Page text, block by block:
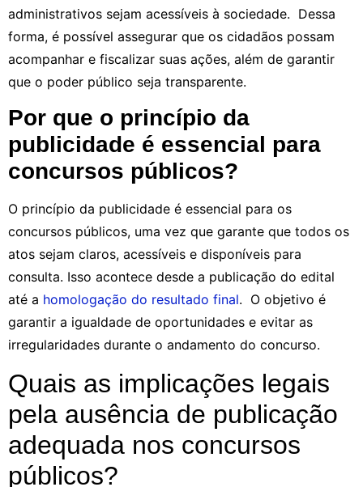
administrativos sejam acessíveis à sociedade. Dessa
forma, é possível assegurar que os cidadãos possam
acompanhar e fiscalizar suas ações, além de garantir
que o poder público seja transparente.
Por que o princípio da
publicidade é essencial para
concursos públicos?
O princípio da publicidade é essencial para os
concursos públicos, uma vez que garante que todos os
atos sejam claros, acessíveis e disponíveis para
consulta. Isso acontece desde a publicação do edital
até a homologação do resultado final. O objetivo é
garantir a igualdade de oportunidades e evitar as
irregularidades durante o andamento do concurso.
Quais as implicações legais
pela ausência de publicação
adequada nos concursos
públicos?